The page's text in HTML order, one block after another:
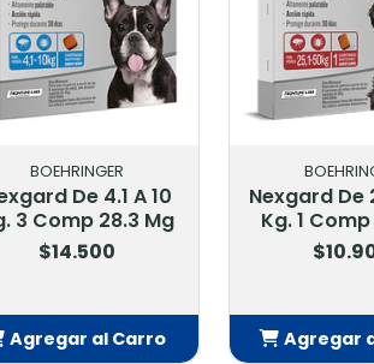
BOEHRINGER
De 4.1 A 10
3 Comp 28.3 Mg
$14.500
Agregar al Carro
Nexgard De
Kg. 1
Agregar